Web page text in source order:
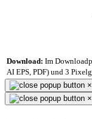
Download: Im
AI EPS, PDF) und 3
×
×